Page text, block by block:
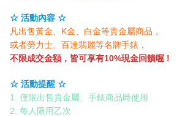
☆ 活動內容 ☆
凡出售黃金、K金、白金等貴金屬商品，
或者勞力士、百達翡麗等名牌手錶，
不限成交金額，皆可享有10%現金回饋喔 !
☆ 活動提醒 ☆
1. 僅限出售貴金屬、手錶商品時使用
2. 每人限用乙次